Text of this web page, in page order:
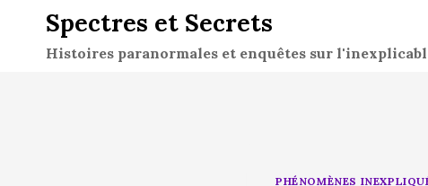
contenu
Spectres et Secrets
Histoires paranormales et enquêtes sur
PHÉNOMÈNES